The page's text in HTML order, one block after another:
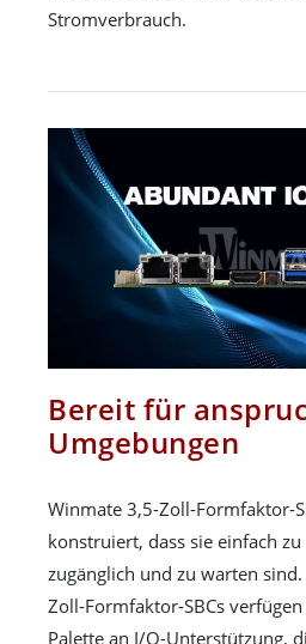
Stromverbrauch.
Bereit für
Umgebungen
Winmate 3,5-Zoll-Formfaktor-
konstruiert, dass sie einfach
zugänglich und zu warten
Zoll-Formfaktor-SBCs
Palette an I/O-Unterstützung,